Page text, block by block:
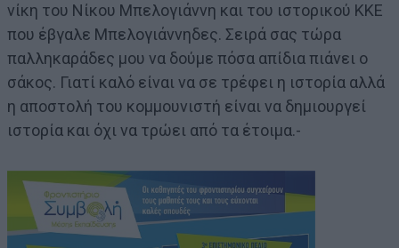
νίκη του Νίκου Μπελογιάννη και του ιστορικού ΚΚΕ
που έβγαλε Μπελογιάννηδες. Σειρά σας τώρα
παλληκαράδες μου να δούμε πόσα απίδια πιάνει ο
σάκος. Γιατί καλό είναι να σε τρέφει η ιστορία αλλά
η αποστολή του κομμουνιστή είναι να δημιουργεί
ιστορία και όχι να τρώει από τα έτοιμα.-